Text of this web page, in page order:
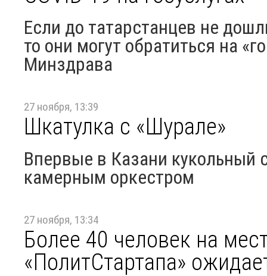
Если до татарстанцев не
то они могут обратиться на
Минздрава
27 ноября, 13:39
Шкатулка с «Шурале»
Впервые в Казани кукольный
камерным оркестром
27 ноября, 13:34
Более 40 человек на
«ПолитСтартапа»